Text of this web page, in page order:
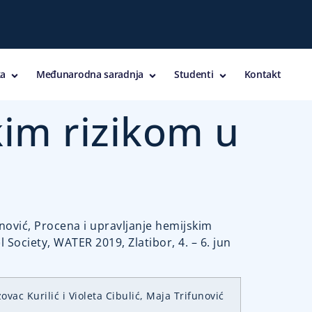
Međunarodna saradnja Studenti Kontakt
rizikom u
Procena i upravljanje hemijskim
WATER 2019, Zlatibor, 4. – 6. jun
Kurilić i Violeta Cibulić, Maja Trifunović